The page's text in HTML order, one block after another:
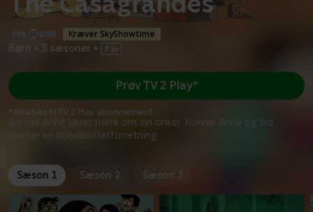
Kræver SkyShowtime
Børn • 3 sæsoner •
Ronnie Anne lærer mere om sin onkel. Ronnie Anne og Sid
starter en hundelufterforretning.
Prøv TV 2 Play*
*tilkøbes til TV 2 Play abonnement
Sæson 1 Sæson 2 Sæson 3